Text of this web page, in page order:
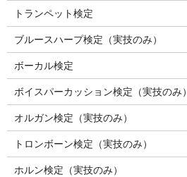
トランペット検定
ブルースハープ検定（実技のみ）
ボーカル検定
ボイスパーカッション検定（実技のみ）
オルガン検定（実技のみ）
トロンボーン検定（実技のみ）
ホルン検定（実技のみ）